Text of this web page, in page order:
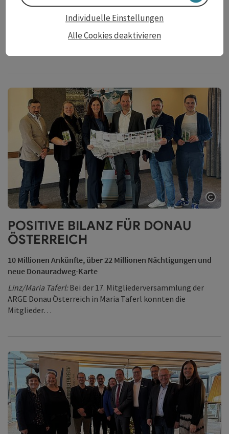
IKUNA Naturerlebnispark und
Baumkronenweg Kopfing öffnen
POSITIVE BILANZ FÜR DONAU
ÖSTERREICH
10 Millionen Ankünfte, über 22 Millionen Nächtigungen und
neue Donauradweg-Karte
Linz/Maria Taferl:Bei der 17. Mitgliederversammlung der
ARGE Donau Österreich in Maria Taferl konnten die
Mitglieder…
Alle Cookies deaktivieren
Individuelle Einstellungen